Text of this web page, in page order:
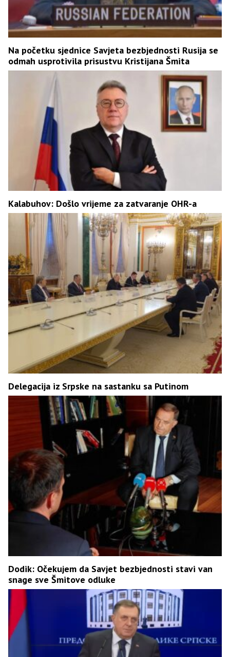
Na početku sjednice Savjeta bezbjednosti Rusija se
odmah usprotivila prisustvu Kristijana Šmita
Kalabuhov: Došlo vrijeme za zatvaranje OHR-a
Delegacija iz Srpske na sastanku sa Putinom
Dodik: Očekujem da Savjet bezbjednosti stavi van
snage sve Šmitove odluke